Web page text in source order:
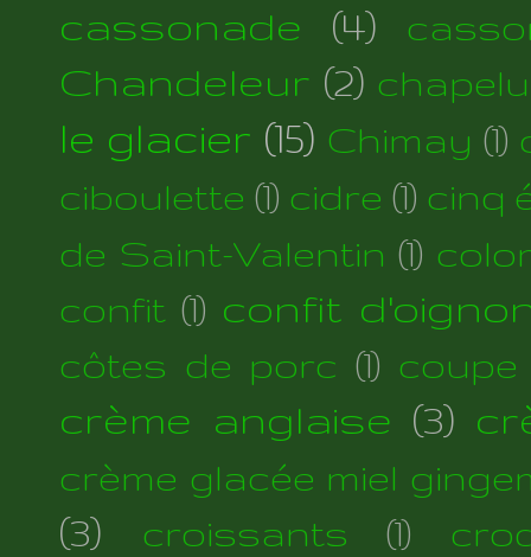
cassonade (4)
Chandeleur (2)
le glacier (15) Chimay (1)
ciboulette (1) cidre (1) cinq
de Saint-Valentin (1)
confit (1) confit
côtes de porc (1) coupe
crème anglaise (3)
crème glacée miel
(3) croissants (1)